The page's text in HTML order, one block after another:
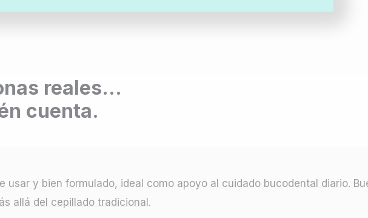
reales…
cuenta.
usar y bien formulado, ideal como apoyo al cuidado bucodental diario.
allá del cepillado tradicional.